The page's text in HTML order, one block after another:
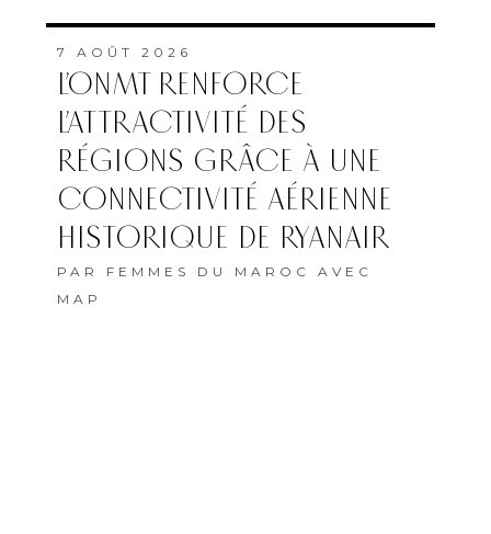
7 AOÛT 2026
L’ONMT RENFORCE
L’ATTRACTIVITÉ DES
RÉGIONS GRÂCE À UNE
CONNECTIVITÉ AÉRIENNE
HISTORIQUE DE RYANAIR
PAR FEMMES DU MAROC AVEC
MAP